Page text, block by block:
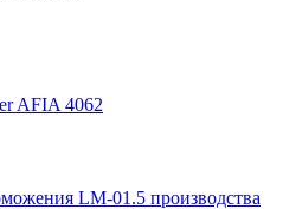
AFIA 4062
LM-01.5 производства